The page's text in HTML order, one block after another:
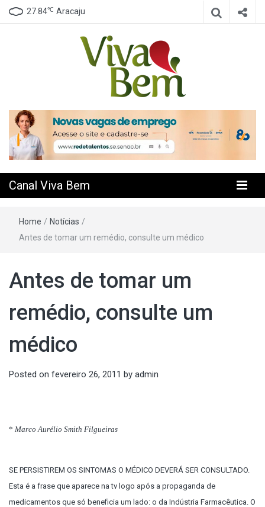
27.84℃ Aracaju
Canal Viva
Bem
Canal Viva Bem
Home / Notícias /
Antes de tomar um remédio, consulte um médico
Antes de tomar um
remédio, consulte um
médico
Posted on fevereiro 26, 2011 by admin
* Marco Aurélio Smith Filgueiras
SE PERSISTIREM OS SINTOMAS O MÉDICO DEVERÁ SER CONSULTADO.
Esta é a frase que aparece na tv logo após a propaganda de
medicamentos que só beneficia um lado: o da Indústria Farmacêutica. O